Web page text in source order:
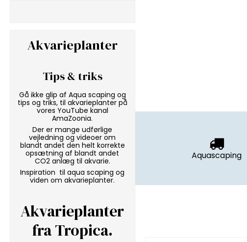
Akvarieplanter
Tips & triks
Gå ikke glip af Aqua scaping og
tips og triks, til akvarieplanter på
vores YouTube kanal
AmaZoonia.
Der er mange udførlige
vejledning og videoer om
blandt andet den helt korrekte
opsætning af blandt andet
CO2 anlæg til akvarie.
Inspiration til aqua scaping og
viden om akvarieplanter.
Akvarieplanter
fra Tropica.
Aquascaping